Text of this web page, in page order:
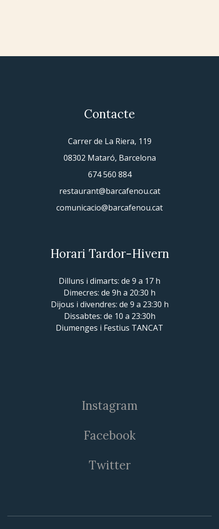
Contacte
Carrer de La Riera, 119
08302 Mataró, Barcelona
674 560 884
restaurant@barcafenou.cat
comunicacio@barcafenou.cat
Horari Tardor-Hivern
Dilluns i dimarts: de 9 a 17 h
Dimecres: de 9h a 20:30 h
Dijous i divendres: de 9 a 23:30 h
Dissabtes: de 10 a 23:30h
Diumenges i Festius TANCAT
Instagram
Facebook
Twitter